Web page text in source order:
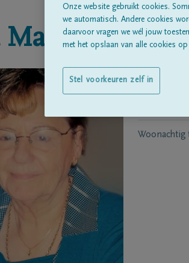
Martens
Geboren te
Woonachtig
Onze website gebruikt cookies.
we automatisch. Andere cookies
daarvoor vragen we wél jouw
met het opslaan van alle cookies
Stel voorkeuren zelf in